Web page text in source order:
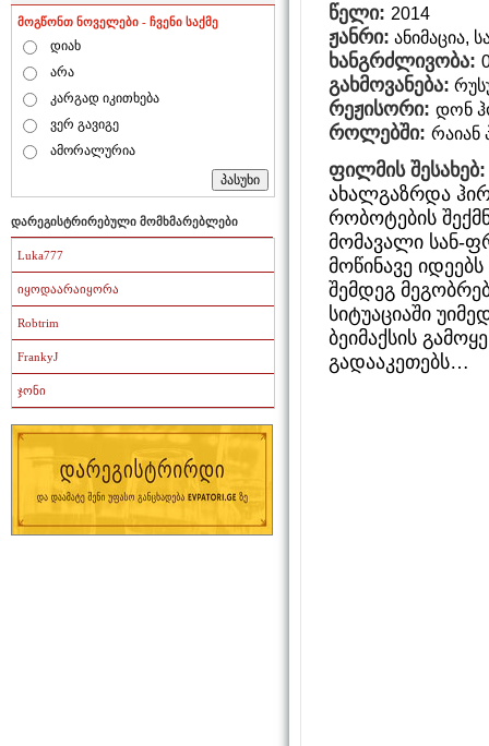
მოგწონთ ნოველები - ჩვენი საქმე
დიახ
არა
კარგად იკითხება
ვერ გავიგე
ამორალურია
დარეგისტრირებული მომხმარებლები
Luka777
იყოდაარაიყორა
Robtrim
FrankyJ
ჯონი
წელი: 2014
ჟანრი: ანიმაცია,
ხანგრძლივობა:
გახმოვანება:
რეჟისორი: დონ
როლებში: რაიან
ფილმის შესახებ:
ახალგაზრდა
რობოტების
მომავალი სან-
მოწინავე
შემდეგ
სიტუაციაში
ბეიმაქსის
გადააკეთებს…